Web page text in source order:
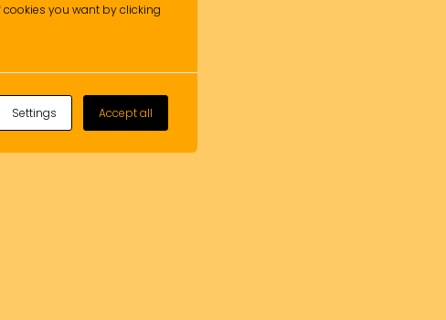
cookies you want by clicking
Settings Accept all